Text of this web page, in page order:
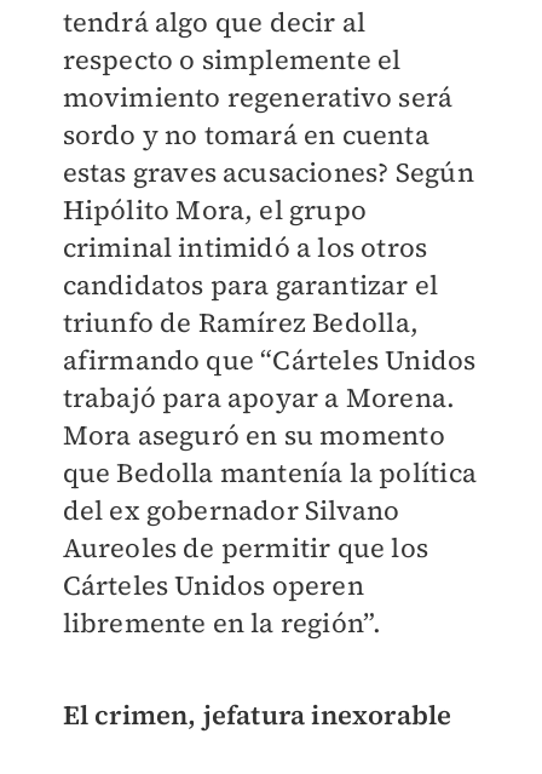
tendrá algo que decir al
respecto o simplemente el
movimiento regenerativo será
sordo y no tomará en cuenta
estas graves acusaciones? Según
Hipólito Mora, el grupo
criminal intimidó a los otros
candidatos para garantizar el
triunfo de Ramírez Bedolla,
afirmando que “Cárteles Unidos
trabajó para apoyar a Morena.
Mora aseguró en su momento
que Bedolla mantenía la política
del ex gobernador Silvano
Aureoles de permitir que los
Cárteles Unidos operen
libremente en la región”.
El crimen, jefatura inexorable